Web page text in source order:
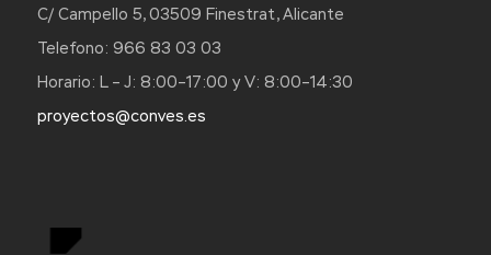
C/ Campello 5, 03509 Finestrat, Alicante
Telefono: 966 83 03 03
Horario: L – J: 8:00–17:00 y V: 8:00–14:30
proyectos@conves.es